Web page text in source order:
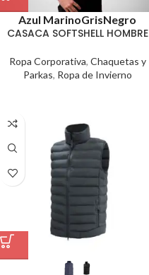
Azul MarinoGrisNegro
CASACA SOFTSHELL HOMBRE
Ropa Corporativa, Chaquetas y
Parkas, Ropa de Invierno